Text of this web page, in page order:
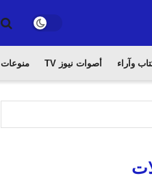
وآراء أصوات نيوز TV منوعات